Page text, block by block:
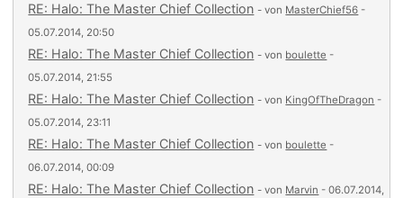
RE: Halo: The Master Chief Collection - von MasterChief56 -
05.07.2014, 20:50
RE: Halo: The Master Chief Collection - von boulette -
05.07.2014, 21:55
RE: Halo: The Master Chief Collection - von KingOfTheDragon -
05.07.2014, 23:11
RE: Halo: The Master Chief Collection - von boulette -
06.07.2014, 00:09
RE: Halo: The Master Chief Collection - von Marvin - 06.07.2014,